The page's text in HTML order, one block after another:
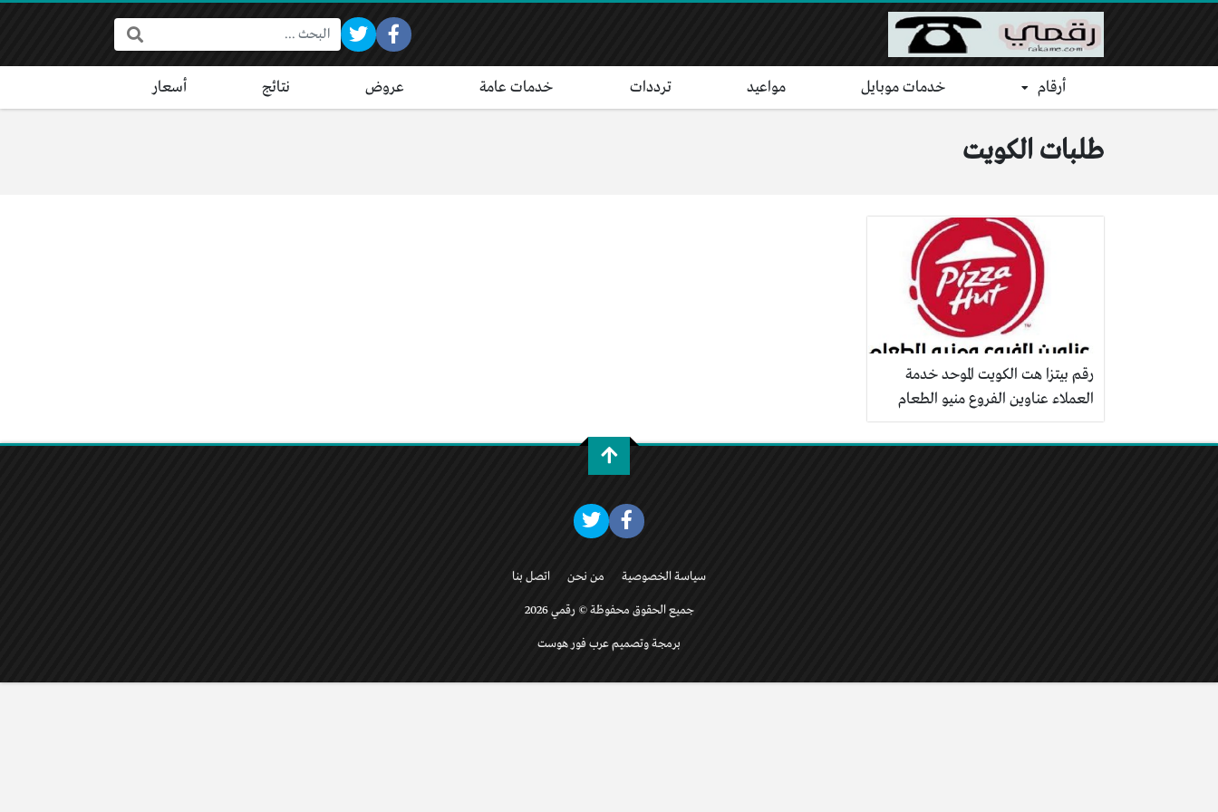
البحث:
أرقام خدمات موبايل مواعيد ترددات خدمات عامة عروض نتائج أسعار
طلبات الكويت
رقم بيتزا هت الكويت الموحد خدمة
العملاء عناوين الفروع منيو الطعام
سياسة الخصوصية من نحن اتصل بنا
جميع الحقوق محفوظة © رقمي 2026
برمجة وتصميم عرب فور هوست